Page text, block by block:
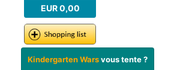
EUR 0,00
Kindergarten Warsvous tente ?